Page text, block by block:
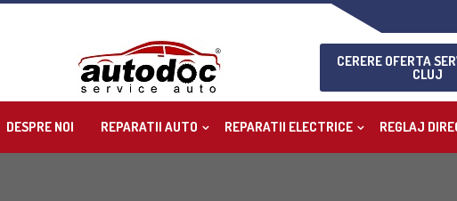
CERERE OFERTA
CLUJ
DESPRE NOI REPARATII AUTO REPARATII ELECTRICE REGLAJ